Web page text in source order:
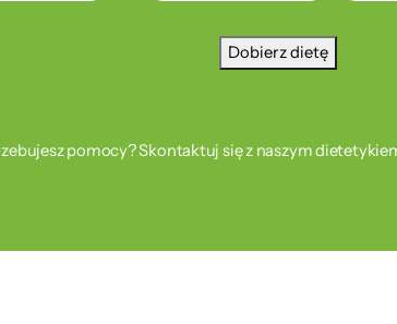
Dobierz dietę
pomocy? Skontaktuj się z naszym